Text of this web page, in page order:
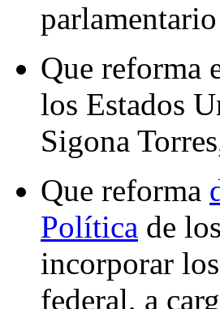
Que reforma
los Estados
Sigona
Que reforma
Política de
incorporar
federal, a